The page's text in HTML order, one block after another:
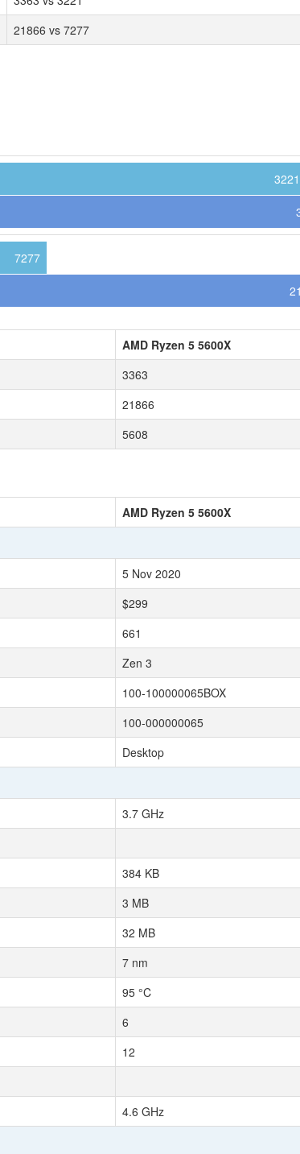
21866 vs 7277
3221
7277
AMD Ryzen 5 5600X
3363
21866
5608
AMD Ryzen 5 5600X
5 Nov 2020
$299
661
Zen 3
100-100000065BOX
100-000000065
Desktop
3.7 GHz
384 KB
3 MB
32 MB
7 nm
95 °C
6
12
4.6 GHz